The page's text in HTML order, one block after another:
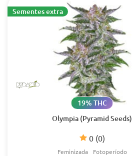
Olympia (Pyramid Seeds)
0 (0)
19% THC
Feminizada Fotoperíodo
Sementes extra